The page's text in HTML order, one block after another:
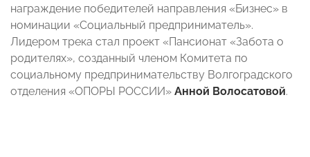
награждение победителей направления «Бизнес» в
номинации «Социальный предприниматель».
Лидером трека стал проект «Пансионат «Забота о
родителях», созданный членом Комитета по
социальному предпринимательству Волгоградского
отделения «ОПОРЫ РОССИИ» Анной Волосатовой.